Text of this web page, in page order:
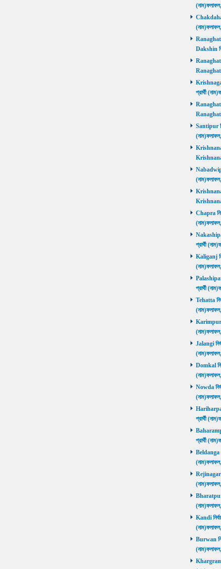
Chakdaha
Ranaghat
Dakshin
Ranaghat
Ranaghat
প্রার্থী
Ranaghat
Ranaghat
Santipur
Nabadwip
Chapra
প্রার্থী
Kaliganj
প্রার্থী
Tehatta
Karimpur
Jalangi
Domkal
Nowda
প্রার্থী
প্রার্থী
Beldanga
Rejinagar
Bharatpur
Kandi
Burwan
Khargram